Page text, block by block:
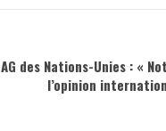
AG des Nations-Unies : «
l’opinion